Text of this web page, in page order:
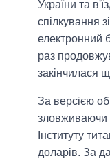
України та
спілкування
електронний
раз
закінчилася
За версією
зловживаючи
Інституту
доларів. За